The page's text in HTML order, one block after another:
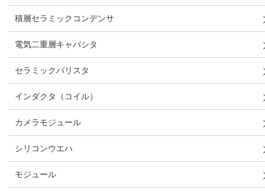
積層セラミックコンデンサ
電気二重層キャパシタ
セラミックバリスタ
インダクタ（コイル）
カメラモジュール
シリコンウエハ
モジュール